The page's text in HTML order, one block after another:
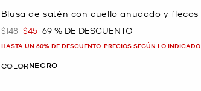
Blusa de satén con cuello anudado y flecos
Era
$148 Ahora
$45 69 % DE DESCUENTO
HASTA UN 60% DE DESCUENTO. PRECIOS SEGÚN LO INDICADO
COLORNEGRO